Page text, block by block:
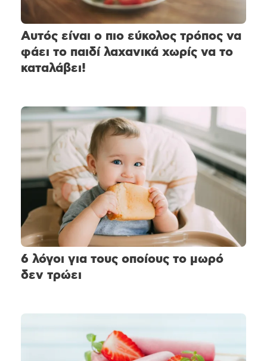
Αυτός είναι ο πιο εύκολος τρόπος να
φάει το παιδί λαχανικά χωρίς να το
καταλάβει!
6 λόγοι για τους οποίους το μωρό
δεν τρώει